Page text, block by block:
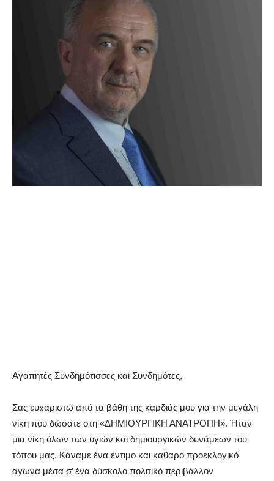
Aγαπητές Συνδημότισσες και Συνδημότες,
Σας ευχαριστώ από τα βάθη της καρδιάς μου για την μεγάλη
νίκη που δώσατε στη «ΔΗΜΙΟΥΡΓΙΚΗ ΑΝΑΤΡΟΠΗ». Ήταν
μια νίκη όλων των υγιών και δημιουργικών δυνάμεων του
τόπου μας. Κάναμε ένα έντιμο και καθαρό προεκλογικό
αγώνα μέσα σ’ ένα δύσκολο πολιτικό περιβάλλον